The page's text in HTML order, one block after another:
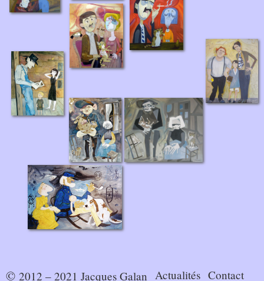
© 2012 – 2021 Jacques Galan Actualités Contact